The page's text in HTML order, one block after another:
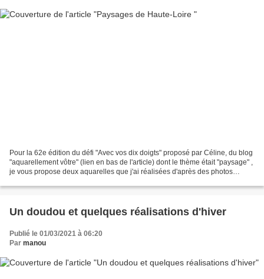
Pour la 62e édition du défi "Avec vos dix doigts" proposé par Céline, du blog
"aquarellement vôtre" (lien en bas de l'article) dont le thème était "paysage" ,
je vous propose deux aquarelles que j'ai réalisées d'après des photos
Un doudou et quelques réalisations d'hiver
Publié le 01/03/2021 à 06:20
Par manou